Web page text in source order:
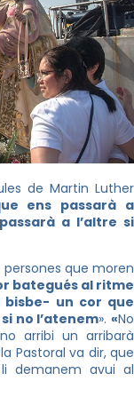
de Martin Luther
ens passarà a
a l’altre si
que moren
bategués al ritme
bisbe- un cor que
no l’atenem».«No
arribi un arribarà
Pastoral va dir, que
demanem avui al